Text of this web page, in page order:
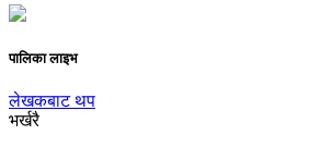
पालिका लाइभ
लेखकबाट थप
भर्खरै